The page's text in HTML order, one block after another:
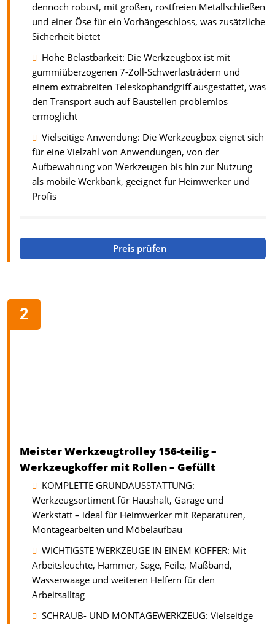
dennoch robust, mit großen, rostfreien Metallschließen
und einer Öse für ein Vorhängeschloss, was zusätzliche
Sicherheit bietet
Hohe Belastbarkeit: Die Werkzeugbox ist mit
gummiüberzogenen 7-Zoll-Schwerlasträdern und
einem extrabreiten Teleskophandgriff ausgestattet, was
den Transport auch auf Baustellen problemlos
ermöglicht
Vielseitige Anwendung: Die Werkzeugbox eignet sich
für eine Vielzahl von Anwendungen, von der
Aufbewahrung von Werkzeugen bis hin zur Nutzung
als mobile Werkbank, geeignet für Heimwerker und
Profis
Preis prüfen
Meister Werkzeugtrolley 156-teilig –
Werkzeugkoffer mit Rollen – Gefüllt
KOMPLETTE GRUNDAUSSTATTUNG:
Werkzeugsortiment für Haushalt, Garage und
Werkstatt – ideal für Heimwerker mit Reparaturen,
Montagearbeiten und Möbelaufbau
WICHTIGSTE WERKZEUGE IN EINEM KOFFER: Mit
Arbeitsleuchte, Hammer, Säge, Feile, Maßband,
Wasserwaage und weiteren Helfern für den
Arbeitsalltag
SCHRAUB- UND MONTAGEWERKZEUG: Vielseitige